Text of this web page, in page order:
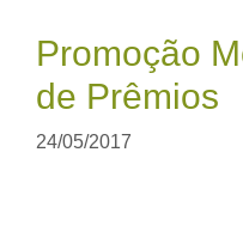
Promoção
de Prêmios
24/05/2017